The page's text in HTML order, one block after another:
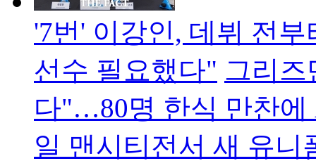
'7번' 이강인, 데뷔 전
선수 필요했다" 그리즈
다"…80명 한식 만찬에
일 맨시티전서 새 유